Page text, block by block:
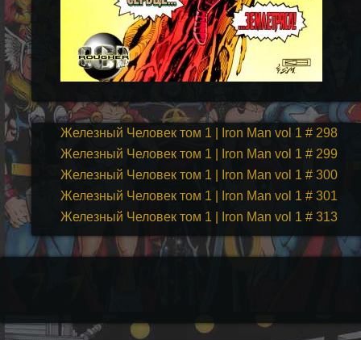
Железный Человек том 1 | Iron Man vol 1 # 298
Железный Человек том 1 | Iron Man vol 1 # 299
Железный Человек том 1 | Iron Man vol 1 # 300
Железный Человек том 1 | Iron Man vol 1 # 301
Железный Человек том 1 | Iron Man vol 1 # 313